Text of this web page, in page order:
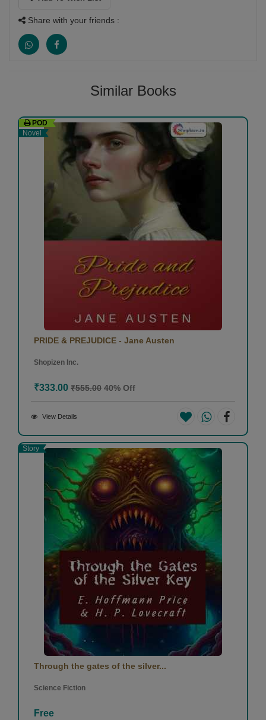
Share with your friends :
Similar Books
POD
Novel
PRIDE & PREJUDICE - Jane Austen
Shopizen Inc.
₹333.00 ₹555.00 40% Off
View Details
Story
Through the gates of the silver...
Science Fiction
Free